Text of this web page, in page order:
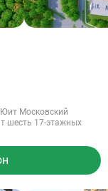
Московский
шесть 17-этажных